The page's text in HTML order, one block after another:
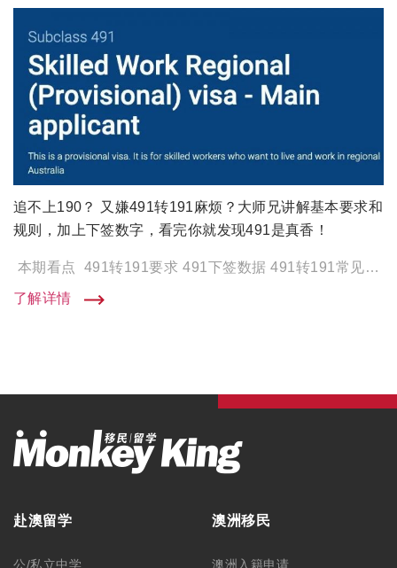
追不上190？ 又嫌491转191麻烦？大师兄讲解基本要求和
规则，加上下签数字，看完你就发现491是真香！
本期看点 491转191要求 491下签数据 491转191常见问题 491转191要求 491和 […]
了解详情
赴澳留学
公/私立中学
澳洲移民
澳洲入籍申请